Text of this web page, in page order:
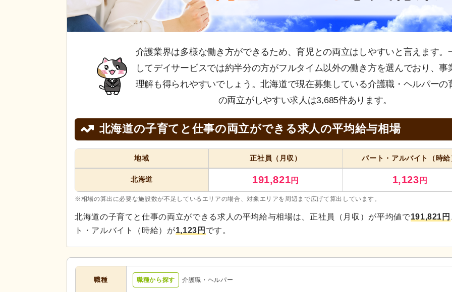
介護業界は多様な働き方ができるため、育児との両立はしやすいと言えます。
してデイサービスでは約半分の方がフルタイム以外の働き方を選んでおり、事
理解も得られやすいでしょう。北海道で現在募集している介護職・ヘルパーの
の両立がしやすい求人は3,685件あります。
北海道の子育てと仕事の両立ができる求人の平均給与相場
地域 正社員 （月収） パート・アルバイト （時
北海道 191,821円 1,123 円
※相場の算出に必要な施設数が不足しているエリアの場合、対象エリアを周辺まで広げて算出しています。
北海道の子育てと仕事の両立ができる求人の平均給与相場は、正社員（月収）が平均値で191,821円
ト・アルバイト（時給）が1,123円 です。
職種 職種から探す 介護職・ヘルパー